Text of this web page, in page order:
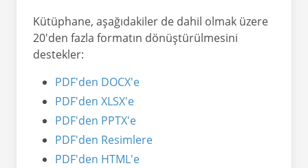
Kütüphane, aşağıdakiler de dahil olmak üzere
20'den fazla formatın dönüştürülmesini
destekler:
PDF'den DOCX'e
PDF'den XLSX'e
PDF'den PPTX'e
PDF'den Resimlere
PDF'den HTML'e